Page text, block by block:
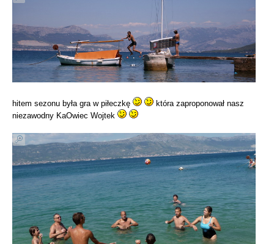
hitem sezonu była gra w piłeczkę
która zaproponował nasz
niezawodny KaOwiec Wojtek